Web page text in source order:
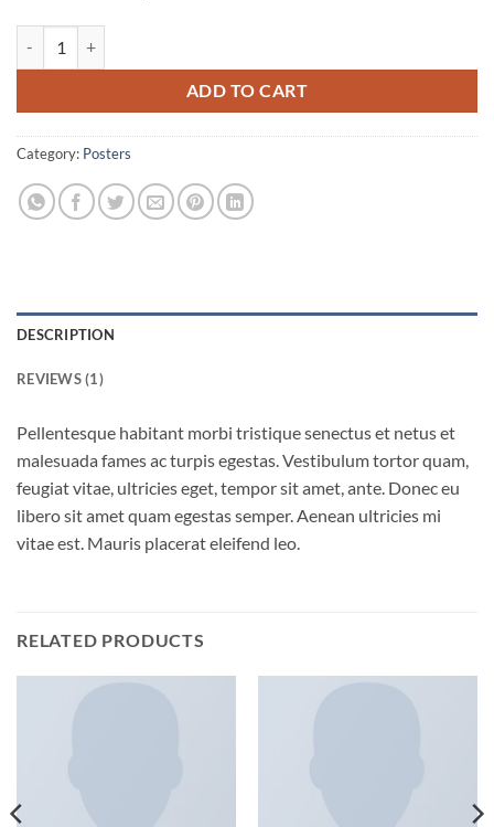
ADD TO CART
Category: Posters
DESCRIPTION
REVIEWS (1)
Pellentesque habitant morbi tristique senectus et netus et
malesuada fames ac turpis egestas. Vestibulum tortor quam,
feugiat vitae, ultricies eget, tempor sit amet, ante. Donec eu
libero sit amet quam egestas semper. Aenean ultricies mi
vitae est. Mauris placerat eleifend leo.
RELATED PRODUCTS